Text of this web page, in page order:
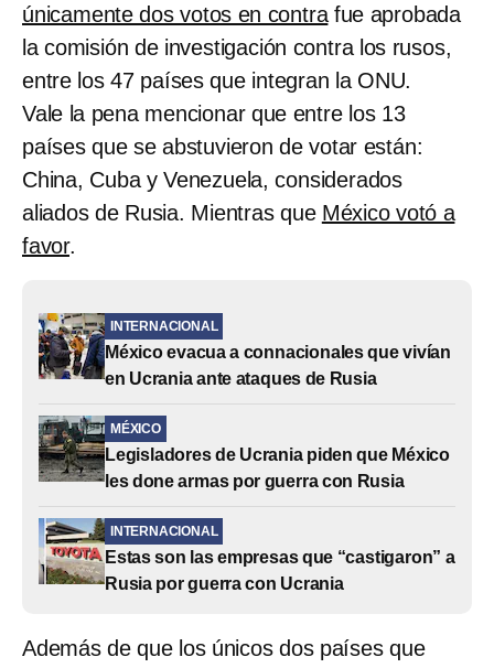
únicamente dos votos en contrafue aprobada
la comisión de investigación contra los rusos,
entre los 47 países que integran la ONU.
Vale la pena mencionar que entre los 13
países que se abstuvieron de votar están:
China, Cuba y Venezuela, considerados
aliados de Rusia. Mientras que México votó a
favor.
INTERNACIONAL
México evacua a connacionales que vivían
en Ucrania ante ataques de Rusia
MÉXICO
Legisladores de Ucrania piden que México
les done armas por guerra con Rusia
INTERNACIONAL
Estas son las empresas que “castigaron” a
Rusia por guerra con Ucrania
Además de que los únicos dos países que